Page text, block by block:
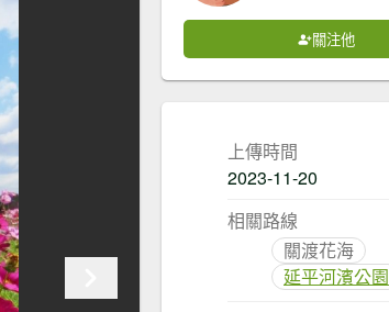
關注他
上傳時間
2023-11-20
相關路線
關渡花海
延平河濱公園